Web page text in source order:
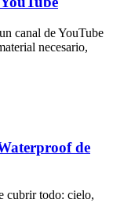
canal de YouTube
necesario,
de
cubrir todo: cielo,